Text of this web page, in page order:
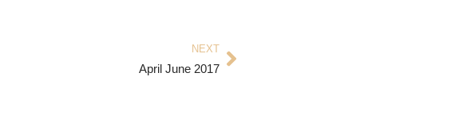
NEXT
April June 2017